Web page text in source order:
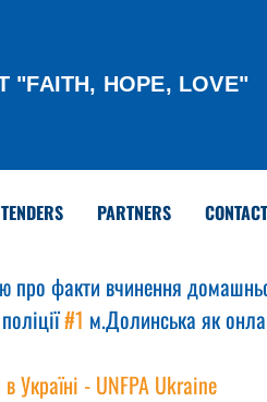
"FAITH, HOPE, LOVE"
TENDERS PARTNERS
про факти вчинення
#1 м.Долинська як
- UNFPA Ukraine